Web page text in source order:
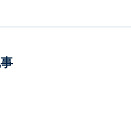
るのにぴったりの一湯
介されており、実際に